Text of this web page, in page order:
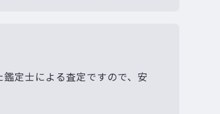
定士による査定ですので、安